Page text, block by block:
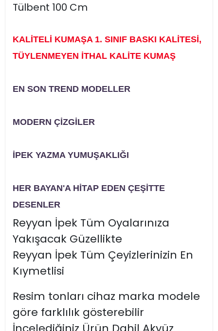
Tülbent 100 Cm
KALİTELİ KUMAŞA 1. SINIF BASKI KALİTESİ,
TÜYLENMEYEN İTHAL KALİTE KUMAŞ
EN SON TREND MODELLER
MODERN ÇİZGİLER
İPEK YAZMA YUMUŞAKLIĞI
HER BAYAN'A HİTAP EDEN ÇEŞİTTE
DESENLER
Reyyan İpek Tüm Oyalarınıza
Yakışacak Güzellikte
Reyyan İpek Tüm Çeyizlerinizin En
Kıymetlisi
Resim tonları cihaz marka modele
göre farklılık gösterebilir